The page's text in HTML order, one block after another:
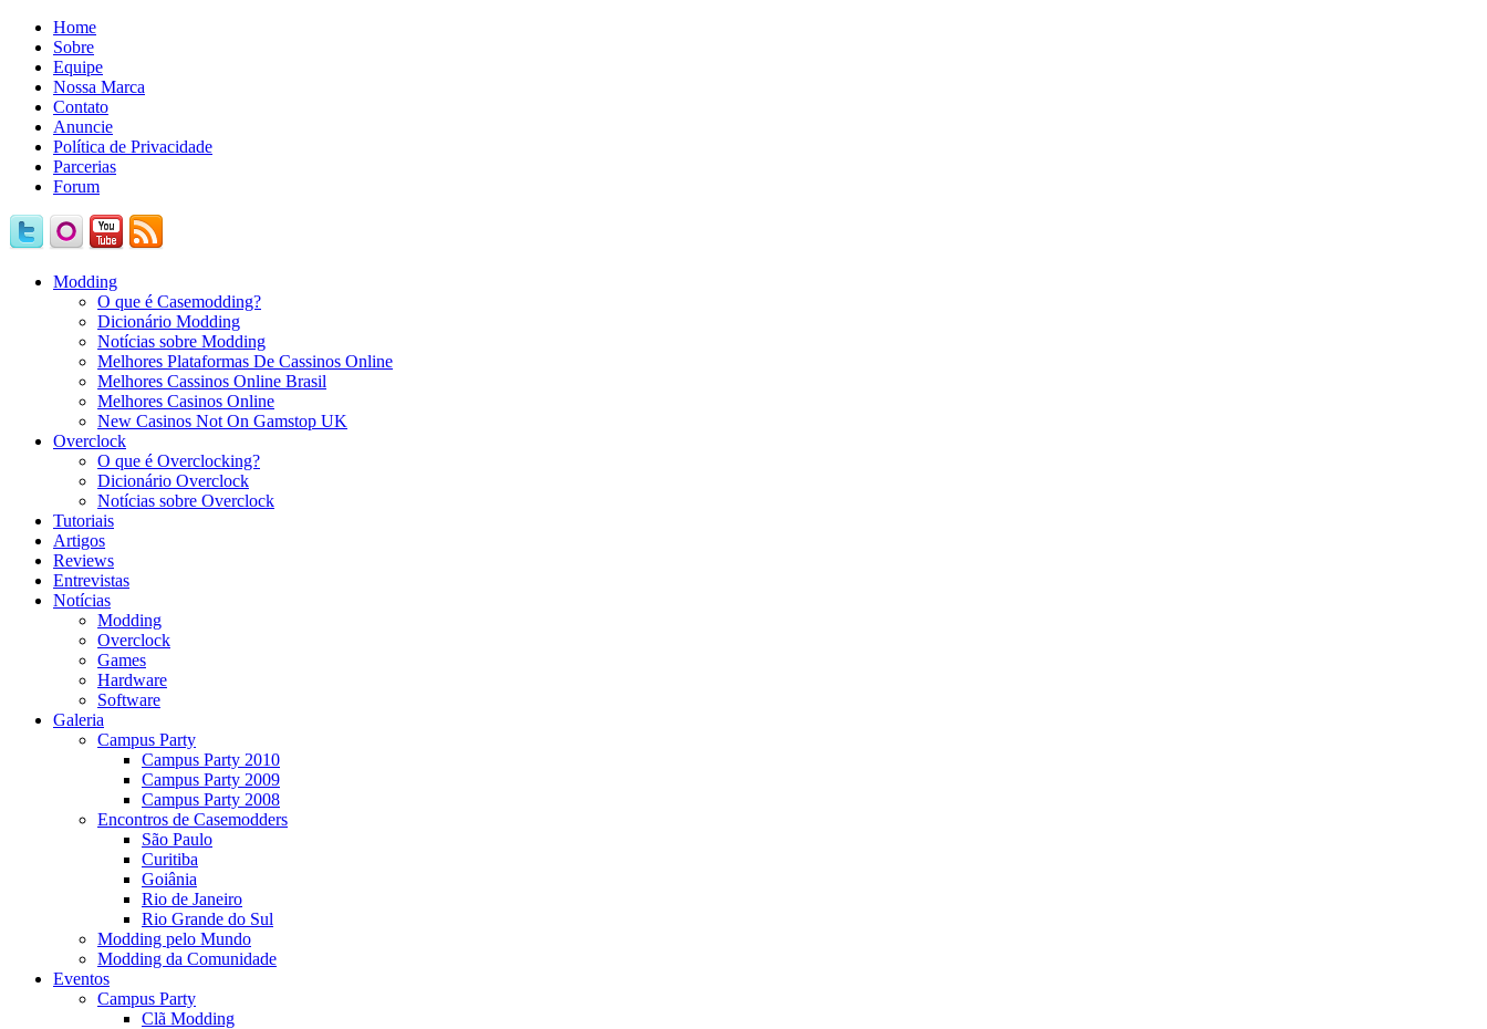
Home
Sobre
Equipe
Nossa Marca
Contato
Anuncie
Política de Privacidade
Parcerias
Forum
Modding
O que é Casemodding?
Dicionário Modding
Notícias sobre Modding
Melhores Plataformas De Cassinos Online
Melhores Cassinos Online Brasil
Melhores Casinos Online
New Casinos Not On Gamstop UK
Overclock
O que é Overclocking?
Dicionário Overclock
Notícias sobre Overclock
Tutoriais
Artigos
Reviews
Entrevistas
Notícias
Modding
Overclock
Games
Hardware
Software
Galeria
Campus Party
Campus Party 2010
Campus Party 2009
Campus Party 2008
Encontros de Casemodders
São Paulo
Curitiba
Goiânia
Rio de Janeiro
Rio Grande do Sul
Modding pelo Mundo
Modding da Comunidade
Eventos
Campus Party
Clã Modding